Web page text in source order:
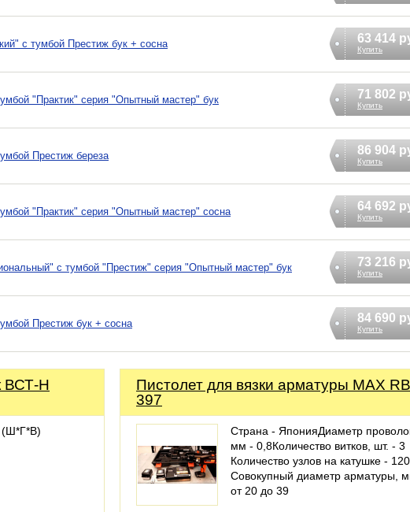
с тумбой Престиж бук + сосна 63 414
Купить
"Практик" серия "Опытный мастер" бук 71 802
Купить
Престиж береза 86 904
Купить
"Практик" серия "Опытный мастер" сосна 64 692
Купить
с тумбой "Престиж" серия "Опытный мастер" бук 73 216
Купить
Престиж бук + сосна 84 690
Купить
ВСТ-Н
(Ш*Г*В)
Пистолет для вязки арматуры MAX RB
397
Страна - ЯпонияДиаметр
мм - 0,8Количество витков, шт. - 3
Количество узлов на катушке - 120
Совокупный диаметр арматуры,
от 20 до 39